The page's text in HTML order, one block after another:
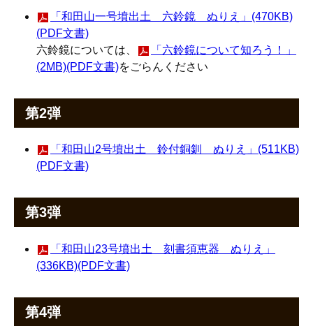
「和田山一号墳出土 六鈴鏡 ぬりえ」(470KB)
(PDF文書)
六鈴鏡については、
「六鈴鏡について知ろう！」
(2MB)(PDF文書)をごらんください
第2弾
「和田山2号墳出土 鈴付銅釧 ぬりえ」(511KB)
(PDF文書)
第3弾
「和田山23号墳出土 刻書須恵器 ぬりえ」
(336KB)(PDF文書)
第4弾